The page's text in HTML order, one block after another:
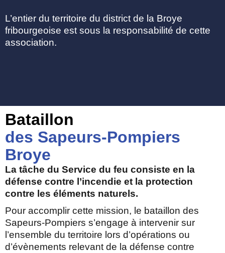
L’entier du territoire du district de la Broye
fribourgeoise est sous la responsabilité de cette
association.
Bataillon
des Sapeurs-Pompiers
Broye
La tâche du Service du feu consiste en la
défense contre l’incendie et la protection
contre les éléments naturels.
Pour accomplir cette mission, le bataillon des
Sapeurs-Pompiers s’engage à intervenir sur
l’ensemble du territoire lors d’opérations ou
d’évènements relevant de la défense contre